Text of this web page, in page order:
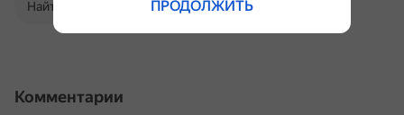
Найти в Поиске
Комментарии
ПРОДОЛЖИТЬ